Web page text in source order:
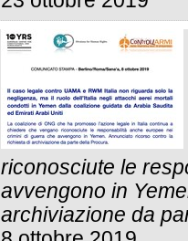
riconosciute le
avvengono in
archiviazione da